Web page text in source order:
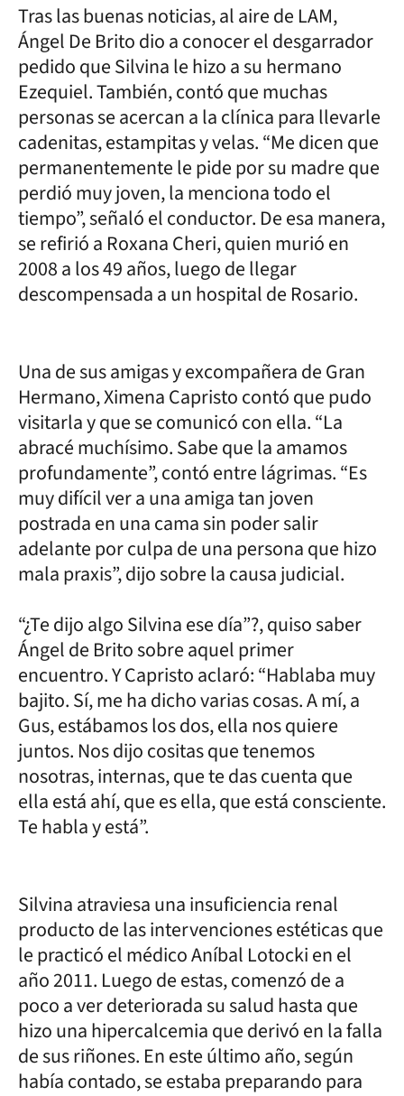
Tras las buenas noticias, al aire de LAM,
Ángel De Brito dio a conocer el desgarrador
pedido que Silvina le hizo a su hermano
Ezequiel. También, contó que muchas
personas se acercan a la clínica para llevarle
cadenitas, estampitas y velas. “Me dicen que
permanentemente le pide por su madre que
perdió muy joven, la menciona todo el
tiempo”, señaló el conductor. De esa manera,
se refirió a Roxana Cheri, quien murió en
2008 a los 49 años, luego de llegar
descompensada a un hospital de Rosario.
Una de sus amigas y excompañera de Gran
Hermano, Ximena Capristo contó que pudo
visitarla y que se comunicó con ella. “La
abracé muchísimo. Sabe que la amamos
profundamente”, contó entre lágrimas. “Es
muy difícil ver a una amiga tan joven
postrada en una cama sin poder salir
adelante por culpa de una persona que hizo
mala praxis”, dijo sobre la causa judicial.
“¿Te dijo algo Silvina ese día”?, quiso saber
Ángel de Brito sobre aquel primer
encuentro. Y Capristo aclaró: “Hablaba muy
bajito. Sí, me ha dicho varias cosas. A mí, a
Gus, estábamos los dos, ella nos quiere
juntos. Nos dijo cositas que tenemos
nosotras, internas, que te das cuenta que
ella está ahí, que es ella, que está consciente.
Te habla y está”.
Silvina atraviesa una insuficiencia renal
producto de las intervenciones estéticas que
le practicó el médico Aníbal Lotocki en el
año 2011. Luego de estas, comenzó de a
poco a ver deteriorada su salud hasta que
hizo una hipercalcemia que derivó en la falla
de sus riñones. En este último año, según
había contado, se estaba preparando para